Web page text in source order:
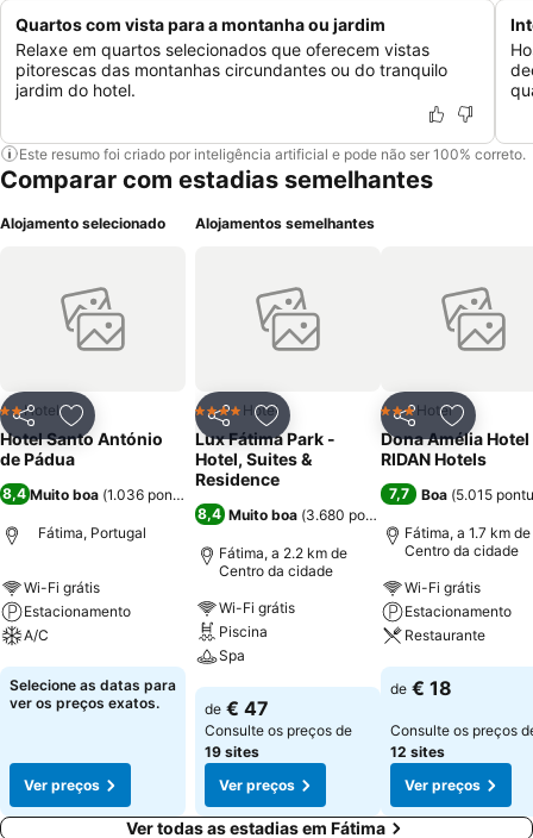
Quartos com vista para a montanha ou jardim
Relaxe em quartos selecionados que oferecem vistas
pitorescas das montanhas circundantes ou do tranquilo
jardim do hotel.
Este resumo foi criado por inteligência artificial e pode não ser 100% correto.
Comparar com estadias semelhantes
Alojamento selecionado
PartilharAdicionar aos favoritos
2 Estrelas
Hotel
Hotel Santo António
de Pádua
8,4 Muito boa (1.036 pontuações
Fátima, Portugal
Wi-Fi grátis
Estacionamento
A/C
Ver preços
Selecione as datas para
ver os preços exatos.
Ver preços
Alojamentos semelhantes
PartilharAdicionar aos favoritos
4 EstrelasHotel
Lux Fátima Park -
Hotel, Suites &
Residence
8,4 Muito boa (3.680 pontuações
Fátima, a 2.2 km de
Centro da cidade
Wi-Fi grátis
Piscina
Spa
Ver preços
de € 47
Consulte os preços de
19 sites
Ver preços
Partilhar
3 Estrelas
Hotel
Dona Amélia Hotel
RIDAN Hotels
7,7 Boa (5.015
Fátima, a 1.7 km de
Centro da cidade
Wi-Fi grátis
Estacionamento
Restaurante
Ver preços
de € 18
Consulte os preços
12 sites
Ver preços
Ver todas as estadias em Fátima